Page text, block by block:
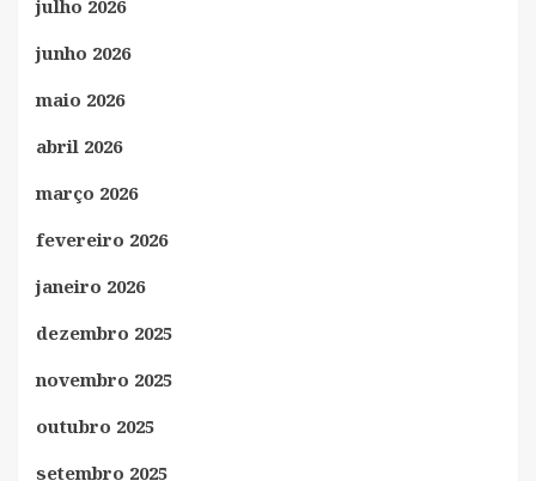
julho 2026
junho 2026
maio 2026
abril 2026
março 2026
fevereiro 2026
janeiro 2026
dezembro 2025
novembro 2025
outubro 2025
setembro 2025